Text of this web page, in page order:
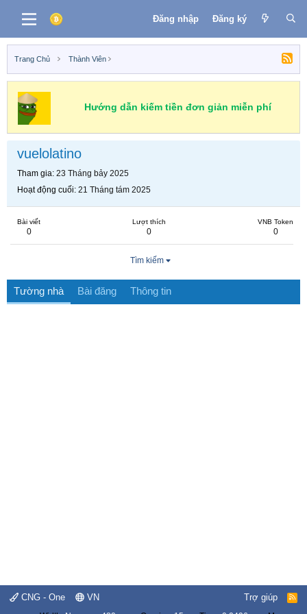
Đăng nhập Đăng ký
Trang Chủ Thành Viên
Hướng dẫn kiếm tiền đơn giản miễn phí
vuelolatino
Tham gia 23 Tháng bảy 2025
Hoạt động cuối 21 Tháng tám 2025
Bài viết
0
Lượt thích
0
VNB Token
0
Tìm kiếm
Tường nhà Bài đăng Thông tin
CNG - One VN Trợ giúp
R